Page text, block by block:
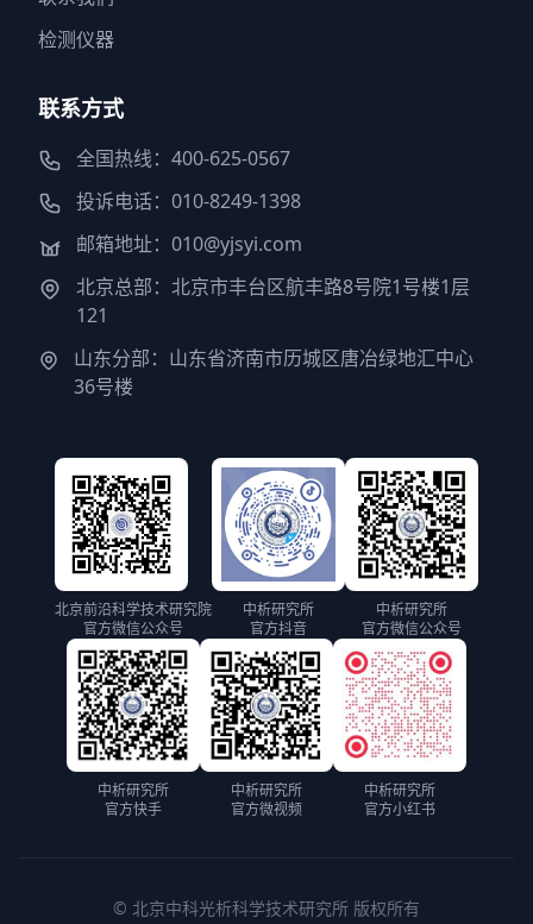
检测仪器
联系方式
全国热线：400-625-0567
投诉电话：010-8249-1398
邮箱地址：010@yjsyi.com
北京总部：北京市丰台区航丰路8号院1号楼1层
121
山东分部：山东省济南市历城区唐冶绿地汇中心
36号楼
北京前沿科学技术研究院
官方微信公众号
中析研究所
官方抖音
中析研究所
官方微信公众号
中析研究所
官方快手
中析研究所
官方微视频
中析研究所
官方小红书
© 北京中科光析科学技术研究所 版权所有